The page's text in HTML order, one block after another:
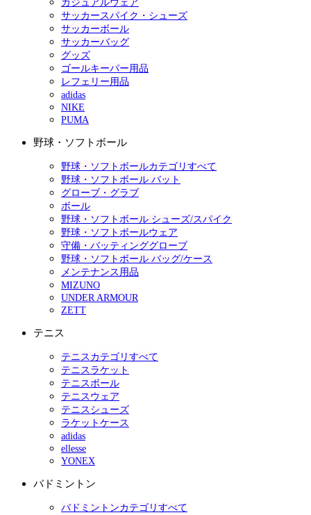
カジュアルウェア
サッカースパイク・シューズ
サッカーボール
サッカーバッグ
グッズ
ゴールキーパー用品
レフェリー用品
adidas
NIKE
PUMA
野球・ソフトボール
野球・ソフトボールカテゴリすべて
野球・ソフトボール バット
グローブ・グラブ
ボール
野球・ソフトボール シューズ/スパイク
野球・ソフトボールウェア
守備・バッティンググローブ
野球・ソフトボール バッグ/ケース
メンテナンス用品
MIZUNO
UNDER ARMOUR
ZETT
テニス
テニスカテゴリすべて
テニスラケット
テニスボール
テニスウェア
テニスシューズ
ラケットケース
adidas
ellesse
YONEX
バドミントン
バドミントンカテゴリすべて